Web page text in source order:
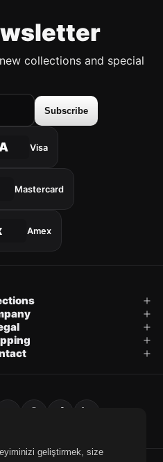
collections and special
Subscribe
Visa
Mastercard
Amex
geliştirmek, size